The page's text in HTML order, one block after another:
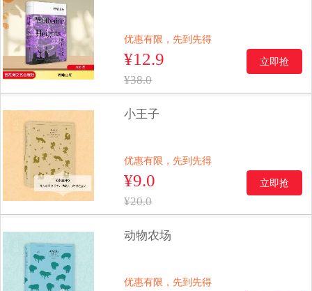
优惠有限，先到先得
¥12.9
¥38.0
立即抢
小王子
优惠有限，先到先得
¥9.0
¥20.0
立即抢
动物农场
优惠有限，先到先得